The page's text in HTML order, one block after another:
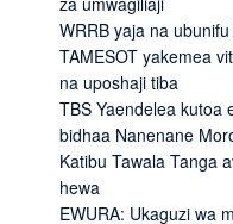
WRRB yaja na
TAMESOT yakemea
na uposhaji tiba
TBS Yaendelea kutoa
bidhaa Nanenane
Katibu Tawala Tanga
hewa
EWURA: Ukaguzi wa